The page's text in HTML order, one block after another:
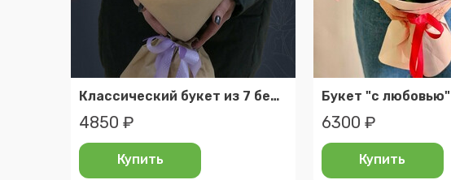
Классический букет из 7 белых эквадорских роз 50 см в крафте с атласной лентой от 2name flowers
4850 ₽
Купить
Букет "с любовью"
6300 ₽
Купить